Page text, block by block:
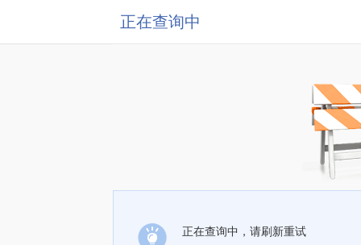
正在查询中
正在查询中，请刷新重试